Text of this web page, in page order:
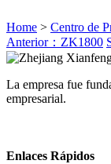
Home > Centro de
Anterior：ZK1800
La empresa fue
empresarial.
Enlaces Rápidos